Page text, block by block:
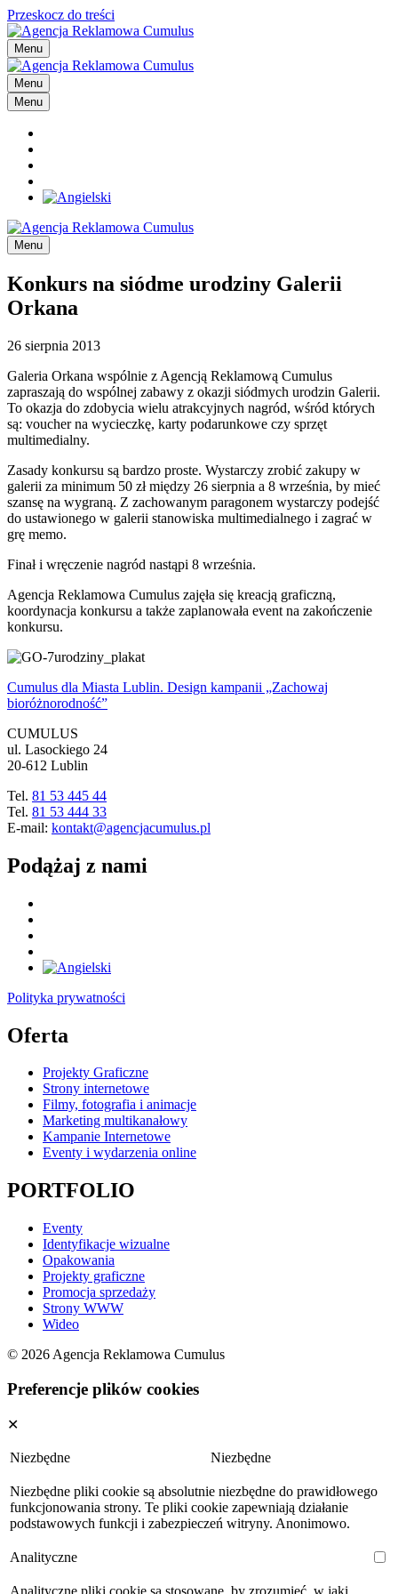
Przeskocz do treści
Menu
Menu
Menu
Menu
Konkurs na siódme urodziny Galerii
Orkana
26 sierpnia 2013
Galeria Orkana wspólnie z Agencją Reklamową Cumulus
zapraszają do wspólnej zabawy z okazji siódmych urodzin Galerii.
To okazja do zdobycia wielu atrakcyjnych nagród, wśród których
są: voucher na wycieczkę, karty podarunkowe czy sprzęt
multimedialny.
Zasady konkursu są bardzo proste. Wystarczy zrobić zakupy w
galerii za minimum 50 zł między 26 sierpnia a 8 września, by mieć
szansę na wygraną. Z zachowanym paragonem wystarczy podejść
do ustawionego w galerii stanowiska multimedialnego i zagrać w
grę memo.
Finał i wręczenie nagród nastąpi 8 września.
Agencja Reklamowa Cumulus zajęła się kreacją graficzną,
koordynacja konkursu a także zaplanowała event na zakończenie
konkursu.
Cumulus dla Miasta Lublin. Design kampanii „Zachowaj
bioróżnorodność”
CUMULUS
ul. Lasockiego 24
20-612 Lublin
Tel. 81 53 445 44
Tel. 81 53 444 33
E-mail: kontakt@agencjacumulus.pl
Podążaj z nami
Polityka prywatności
Oferta
Projekty Graficzne
Strony internetowe
Filmy, fotografia i animacje
Marketing multikanałowy
Kampanie Internetowe
Eventy i wydarzenia online
PORTFOLIO
Eventy
Identyfikacje wizualne
Opakowania
Projekty graficzne
Promocja sprzedaży
Strony WWW
Wideo
© 2026 Agencja Reklamowa Cumulus
Preferencje plików cookies
✕
Niezbędne Niezbędne
Niezbędne pliki cookie są absolutnie niezbędne do prawidłowego
funkcjonowania strony. Te pliki cookie zapewniają działanie
podstawowych funkcji i zabezpieczeń witryny. Anonimowo.
Analityczne
Analityczne pliki cookie są stosowane, by zrozumieć, w jaki